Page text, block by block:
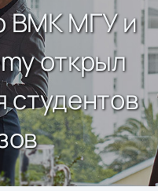
ВМК МГУ и
открыл
студентов